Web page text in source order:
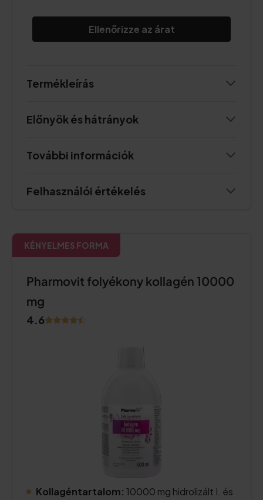
Ellenőrizze az árat
Termékleírás
Előnyök és hátrányok
További információk
Felhasználói értékelés
KÉNYELMES FORMA
Pharmovit folyékony kollagén 10000
mg
4.6
Kollagéntartalom: 10000 mg hidrolizált I. és